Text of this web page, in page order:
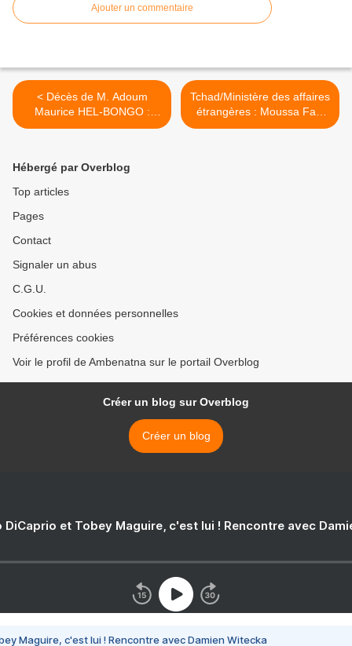
Ajouter un commentaire
< Décès de M. Adoum
Maurice HEL-BONGO :
hommage à un grand
Tchad/Ministère des affaires
étrangères : Moussa Faki
must go. >
Hébergé par Overblog
Top articles
Pages
Contact
Signaler un abus
C.G.U.
Cookies et données personnelles
Préférences cookies
Voir le profil de Ambenatna sur le portail Overblog
Créer un blog sur Overblog
Créer un blog
DiCaprio et Tobey Maguire, c'est lui ! Rencontre avec
Maguire, c'est lui ! Rencontre avec Damien Witecka